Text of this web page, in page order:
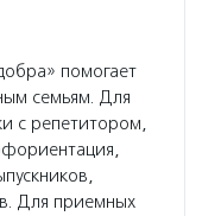
помогает
семьям. Для
с репетитором,
Для приемных